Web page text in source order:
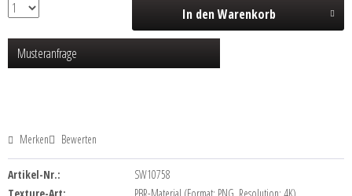
In denWarenkorb
Musteranfrage
Merken Bewerten
Artikel-Nr.:
SW10758